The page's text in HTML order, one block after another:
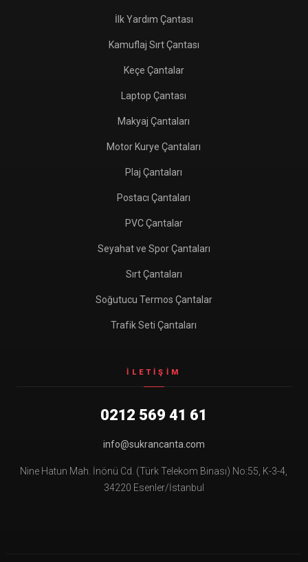
İlk Yardım Çantası
Kamuflaj Sırt Çantası
Keçe Çantalar
Laptop Çantası
Makyaj Çantaları
Motor Kurye Çantaları
Plaj Çantaları
Postacı Çantaları
PVC Çantalar
Seyahat ve Spor Çantaları
Sırt Çantaları
Soğutucu Termos Çantalar
Trafik Seti Çantaları
İLETIŞIM
0212 569 41 61
info@sukrancanta.com
Nine Hatun Mah. İnönü Cd. (Türk Telekom Binası) No:55, K-3-4,
34220 Esenler/İstanbul